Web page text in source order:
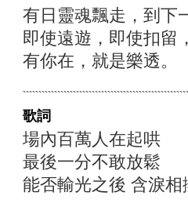
有日靈魂飄走，到下
即使遠遊，即使扣留，
有你在，就是樂透。
歌詞
場內百萬人在起哄
最後一分不敢放鬆
能否輸光之後 含淚相